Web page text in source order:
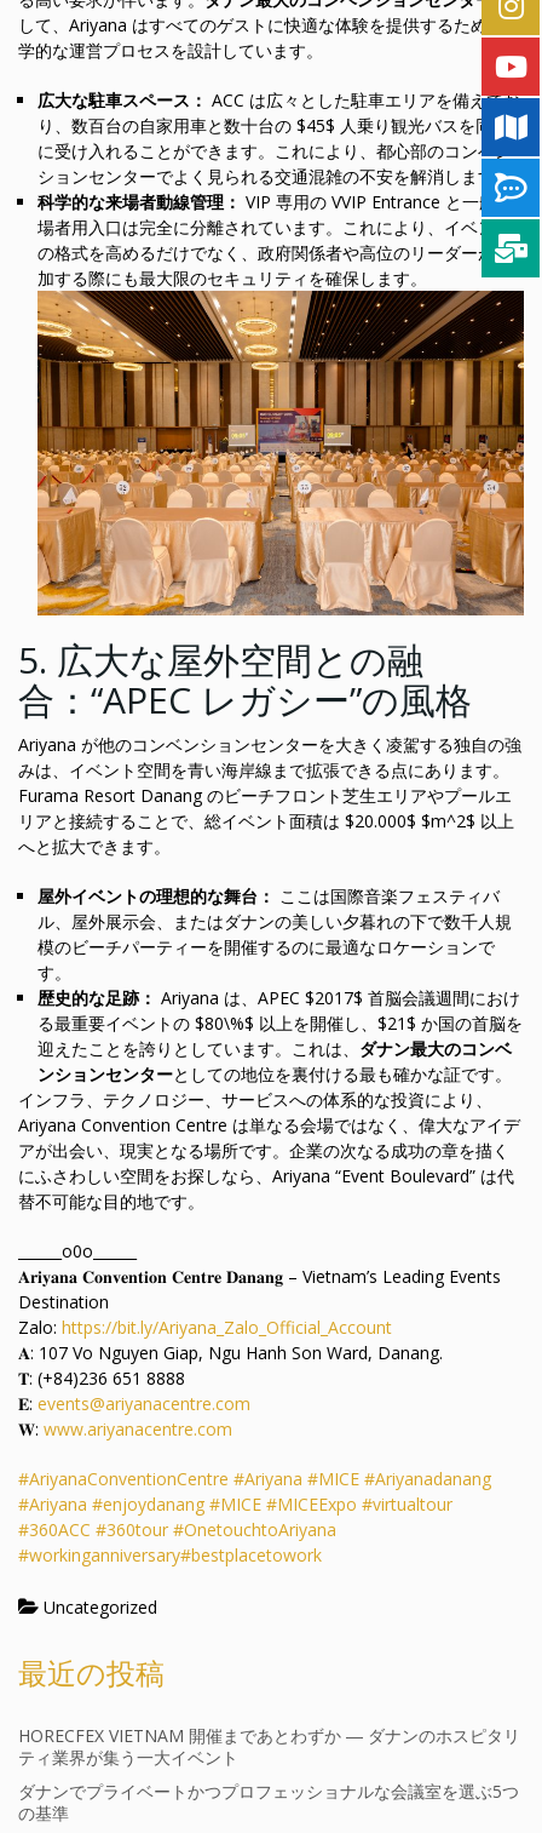
して、Ariyana はすべてのゲストに快適な体験を提供するため、科
学的な運営プロセスを設計しています。
広大な駐車スペース： ACC は広々とした駐車エリアを備えてお
り、数百台の自家用車と数十台の $45$ 人乗り観光バスを同時
に受け入れることができます。これにより、都心部のコンベン
ションセンターでよく見られる交通混雑の不安を解消します。
科学的な来場者動線管理： VIP 専用の VVIP Entrance と一般来
場者用入口は完全に分離されています。これにより、イベント
の格式を高めるだけでなく、政府関係者や高位のリーダーが参
加する際にも最大限のセキュリティを確保します。
5. 広大な屋外空間との融
合：“APEC レガシー”の風格
Ariyana が他のコンベンションセンターを大きく凌駕する独自の強
みは、イベント空間を青い海岸線まで拡張できる点にあります。
Furama Resort Danang のビーチフロント芝生エリアやプールエ
リアと接続することで、総イベント面積は $20.000$ $m^2$ 以上
へと拡大できます。
屋外イベントの理想的な舞台： ここは国際音楽フェスティバ
ル、屋外展示会、またはダナンの美しい夕暮れの下で数千人規
模のビーチパーティーを開催するのに最適なロケーションで
す。
歴史的な足跡： Ariyana は、APEC $2017$ 首脳会議週間におけ
る最重要イベントの $80\%$ 以上を開催し、$21$ か国の首脳を
迎えたことを誇りとしています。これは、 ダナン最大のコンベ
ンションセンターとしての地位を裏付ける最も確かな証です。
インフラ、テクノロジー、サービスへの体系的な投資により、
Ariyana Convention Centre は単なる会場ではなく、偉大なアイデ
アが出会い、現実となる場所です。企業の次なる成功の章を描く
にふさわしい空間をお探しなら、Ariyana “Event Boulevard” は代
替不可能な目的地です。
______o0o______
𝐀𝐫𝐢𝐲𝐚𝐧𝐚 𝐂𝐨𝐧𝐯𝐞𝐧𝐭𝐢𝐨𝐧 𝐂𝐞𝐧𝐭𝐫𝐞 𝐃𝐚𝐧𝐚𝐧𝐠 – Vietnam’s Leading Events
Destination
Zalo: https://bit.ly/Ariyana_Zalo_Official_Account
𝐀: 107 Vo Nguyen Giap, Ngu Hanh Son Ward, Danang.
𝐓: (+84)236 651 8888
𝐄: events@ariyanacentre.com
𝐖: www.ariyanacentre.com
#AriyanaConventionCentre #Ariyana #MICE #Ariyanadanang
#Ariyana #enjoydanang #MICE #MICEExpo #virtualtour
#360ACC #360tour #OnetouchtoAriyana
#workinganniversary#bestplacetowork
Uncategorized
最近の投稿
HORECFEX VIETNAM 開催まであとわずか ― ダナンのホスピタリ
ティ業界が集う一大イベント
ダナンでプライベートかつプロフェッショナルな会議室を選ぶ5つ
の基準